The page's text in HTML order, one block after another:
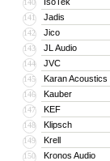
140
141 Jadis
142 Jico
143 JL Audio
144 JVC
145 Karan Acoustics
146 Kauber
147 KEF
148 Klipsch
149 Krell
150 Kronos Audio